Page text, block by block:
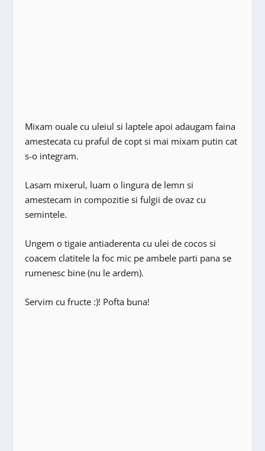
Mixam ouale cu uleiul si laptele apoi adaugam faina
amestecata cu praful de copt si mai mixam putin cat
s-o integram.
Lasam mixerul, luam o lingura de lemn si
amestecam in compozitie si fulgii de ovaz cu
semintele.
Ungem o tigaie antiaderenta cu ulei de cocos si
coacem clatitele la foc mic pe ambele parti pana se
rumenesc bine (nu le ardem).
Servim cu fructe :)! Pofta buna!